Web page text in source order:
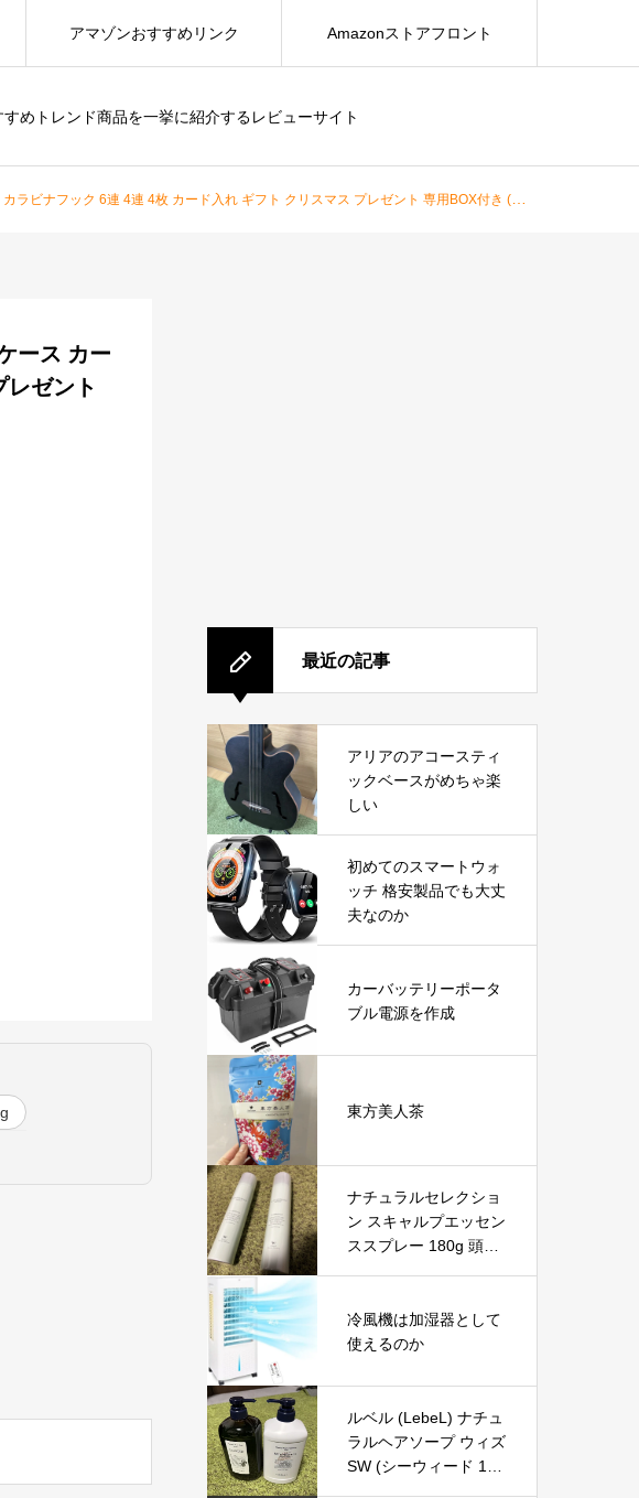
めトレンド商品を一挙に紹介するレビューサイト
アマゾンおすすめリンク Amazonストアフロント
ナフック 6連 4連 4枚 カード入れ ギフト クリスマス プレゼント 専用BOX付き (レッド)
ース カー
レゼント
最近の記事
アリアのアコースティ
ックベースがめちゃ楽
しい
初めてのスマートウォ
ッチ 格安製品でも大丈
夫なのか
カーバッテリーポータ
ブル電源を作成
東方美人茶
ナチュラルセレクショ
ン スキャルプエッセン
ススプレー 180g 頭皮
手軽に頭皮と肌をリフ
レッシュ
冷風機は加湿器として
使えるのか
ルベル (LebeL) ナチュ
ラルヘアソープ ウィズ
SW (シーウィード 100